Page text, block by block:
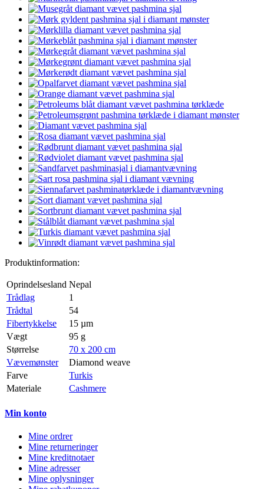
Produktinformation:
Oprindelsesland Nepal
Trådlag
1
Trådtal
54
Fibertykkelse
15 µm
Vægt
95 g
Størrelse
70 x 200 cm
Vævemønster
Diamond weave
Farve
Turkis
Materiale
Cashmere
Min konto
Mine ordrer
Mine returneringer
Mine kreditnotaer
Mine adresser
Mine oplysninger